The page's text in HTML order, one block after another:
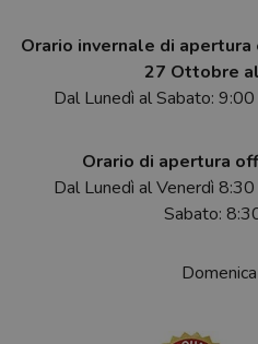
Orario invernale di
27 Ottobre
Dal Lunedì al Sabato:
Orario di apertura
Dal Lunedì al Venerdì
Sabato: